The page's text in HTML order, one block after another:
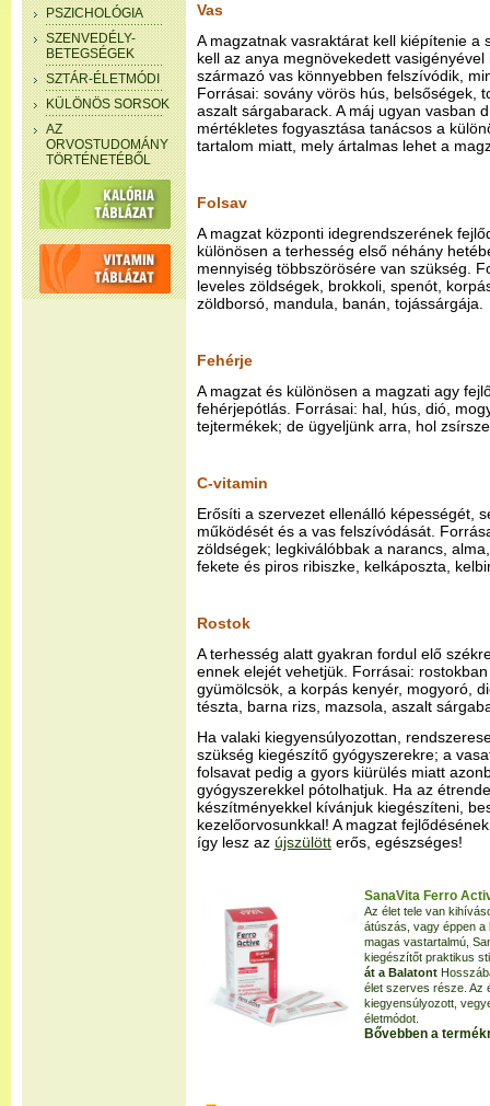
PSZICHOLÓGIA
SZENVEDÉLY-
BETEGSÉGEK
SZTÁR-ÉLETMÓDI
KÜLÖNÖS SORSOK
AZ
ORVOSTUDOMÁNY
TÖRTÉNETÉBŐL
Vas
A magzatnak vasraktárat kell kiépítenie a
kell az anya megnövekedett vasigényével
származó vas könnyebben felszívódik,
Forrásai: sovány vörös hús, belsőségek,
aszalt sárgabarack. A máj ugyan vasban
mértékletes fogyasztása tanácsos a
tartalom miatt, mely ártalmas lehet a
Folsav
A magzat központi idegrendszerének
különösen a terhesség első néhány
mennyiség többszörösére van szükség.
leveles zöldségek, brokkoli, spenót,
zöldborsó, mandula, banán, tojássárgája.
Fehérje
A magzat és különösen a magzati agy
fehérjepótlás. Forrásai: hal, hús, dió,
tejtermékek; de ügyeljünk arra, hol
C-vitamin
Erősíti a szervezet ellenálló képességét,
működését és a vas felszívódását.
zöldségek; legkiválóbbak a narancs,
fekete és piros ribiszke, kelkáposzta,
Rostok
A terhesség alatt gyakran fordul elő
ennek elejét vehetjük. Forrásai:
gyümölcsök, a korpás kenyér, mogyoró,
tészta, barna rizs, mazsola, aszalt
Ha valaki kiegyensúlyozottan,
szükség kiegészítő gyógyszerekre; a
folsavat pedig a gyors kiürülés miatt
gyógyszerekkel pótolhatjuk. Ha az
készítményekkel kívánjuk kiegészíteni,
kezelőorvosunkkal! A magzat
így lesz az újszülött erős, egészséges!
SanaVita Ferro
Az élet tele van
átúszás, vagy éppen a
magas vastartalmú,
kiegészítőt praktikus
át a Balatont
élet szerves része. Az
kiegyensúlyozott,
életmódot.
Bővebben a